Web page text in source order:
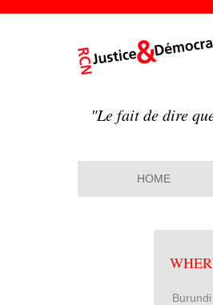
"Le fait de dire
HOME
Burundi